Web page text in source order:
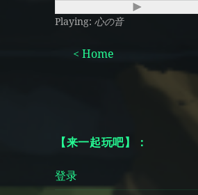
Playing:心の音
< Home
【来一起玩吧】：
登录